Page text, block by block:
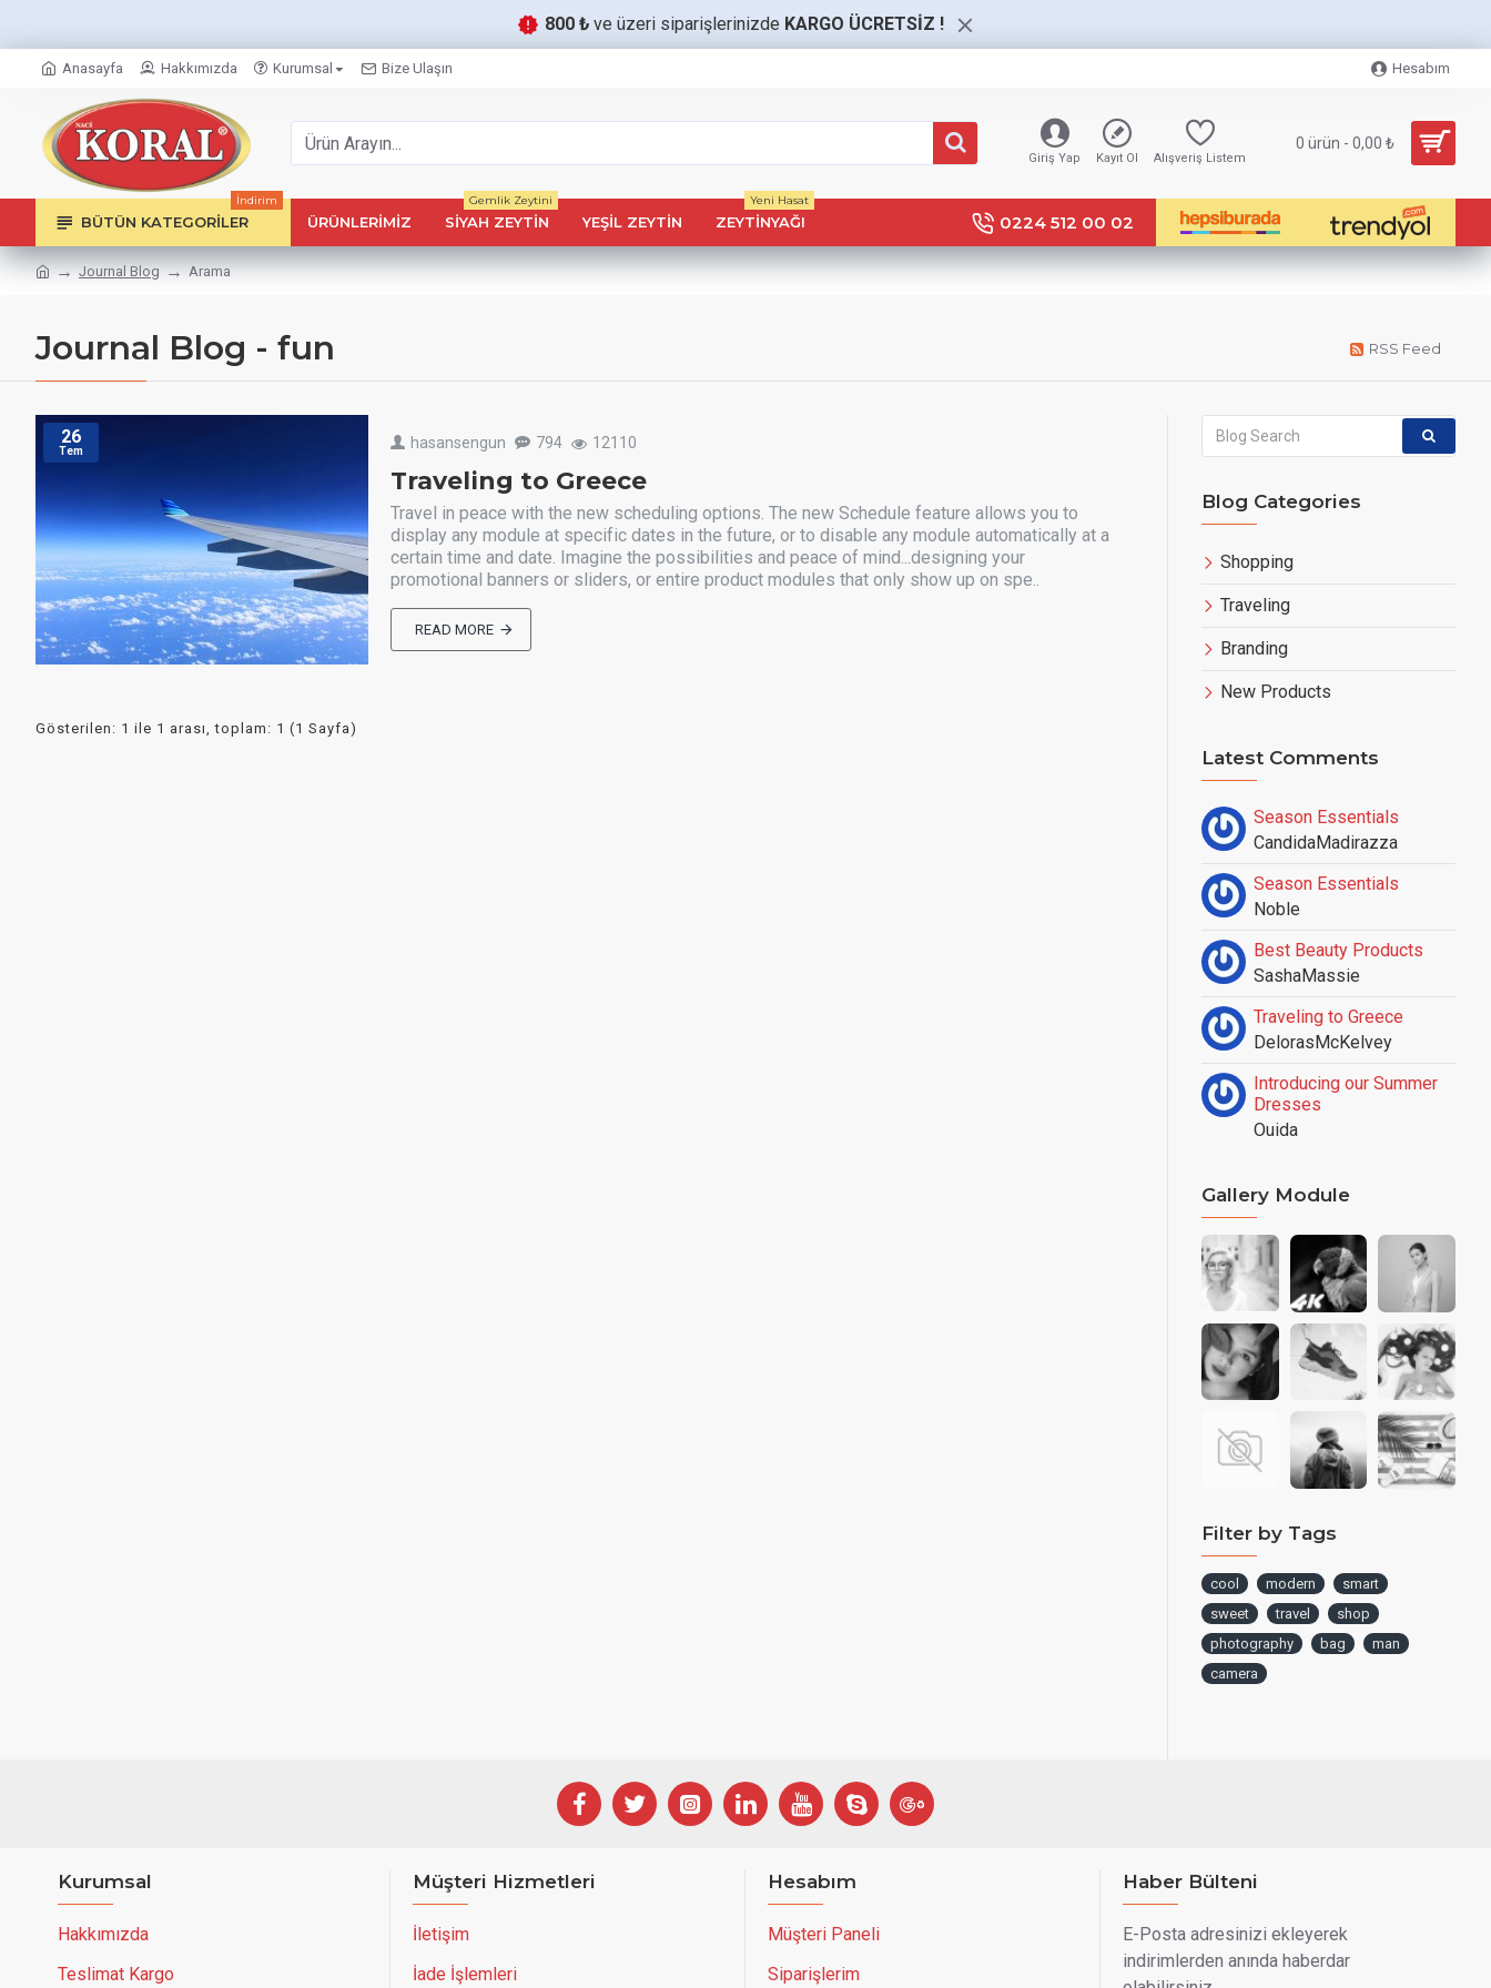
800 ₺ve üzeri siparişlerinizde KARGO ÜCRETSİZ !
Anasayfa Hakkımızda Kurumsal Bize Ulaşın Hesabım
Giriş Yap Kayıt Ol Alışveriş Listem
0 ürün - 0,00 ₺
BÜTÜN KATEGORILER
İndirim
ÜRÜNLERIMIZ SIYAH ZEYTIN
Gemlik Zeytini
YEŞIL ZEYTIN ZEYTINYAĞI
Yeni Hasat
0224 512 00 02
Journal Blog Arama
Journal Blog - fun RSS Feed
26
Tem hasansengun 794 12110
Traveling to Greece
Travel in peace with the new scheduling options. The new Schedule feature allows you to
display any module at specific dates in the future, or to disable any module automatically at a
certain time and date. Imagine the possibilities and peace of mind...designing your
promotional banners or sliders, or entire product modules that only show up on spe..
READ MORE
Gösterilen: 1 ile 1 arası, toplam: 1 (1 Sayfa)
Blog Categories
Shopping
Traveling
Branding
New Products
Latest Comments
Season Essentials
CandidaMadirazza
Season Essentials
Noble
Best Beauty Products
SashaMassie
Traveling to Greece
DelorasMcKelvey
Introducing our Summer
Dresses
Ouida
Gallery Module
Filter by Tags
cool modern
smart
sweet
travel
shop
photography
bag
man
camera
Kurumsal
Hakkımızda
Teslimat Kargo
Müşteri Hizmetleri
İletişim
İade İşlemleri
Hesabım
Müşteri Paneli
Siparişlerim
Haber Bülteni
E-Posta adresinizi ekleyerek
indirimlerden anında haberdar